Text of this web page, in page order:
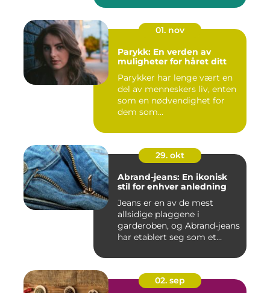
01. nov
Parykk: En verden av
muligheter for håret ditt
Parykker har lenge vært en
del av menneskers liv, enten
som en nødvendighet for
dem som...
29. okt
Abrand-jeans: En ikonisk
stil for enhver anledning
Jeans er en av de mest
allsidige plaggene i
garderoben, og Abrand-jeans
har etablert seg som et
02. sep